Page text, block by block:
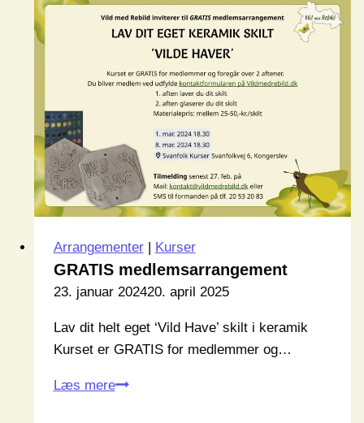
Arrangementer| Kurser
GRATIS medlemsarrangement
23. januar 202420. april 2025
Lav dit helt eget ‘Vild Have’ skilt i keramik
Kurset er GRATIS for medlemmer og…
Læs mereGRATIS